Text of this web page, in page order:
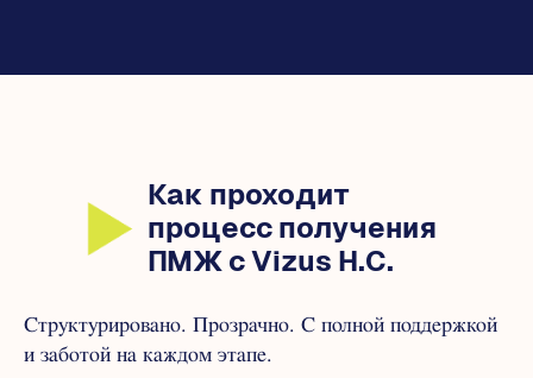
Как проходит
процесс получения
ПМЖ с Vizus H.C.
Структурировано. Прозрачно. С полной поддержкой
и заботой на каждом этапе.